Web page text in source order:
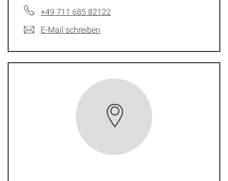
+49 711 685 82122
E-Mail schreiben